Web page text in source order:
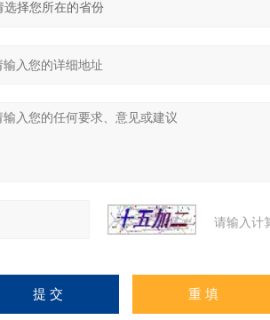
请输入计